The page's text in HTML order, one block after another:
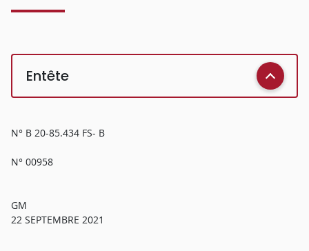
Entête
N° B 20-85.434 FS- B
N° 00958
GM
22 SEPTEMBRE 2021